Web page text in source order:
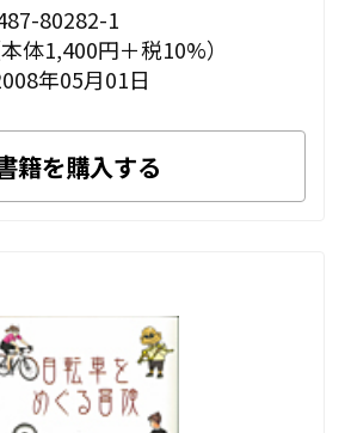
80282-1
体1,400円＋税10%）
年05月01日
籍を購入する